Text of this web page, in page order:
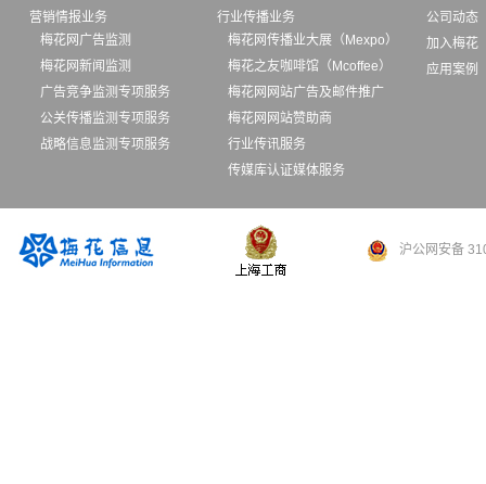
营销情报业务
梅花网广告监测
梅花网新闻监测
广告竞争监测专项服务
公关传播监测专项服务
战略信息监测专项服务
行业传播业务
梅花网传播业大展（Mexpo）
梅花之友咖啡馆（Mcoffee）
梅花网网站广告及邮件推广
梅花网网站赞助商
行业传讯服务
传媒库认证媒体服务
公司动态
加入梅花
应用案例
沪公网安备